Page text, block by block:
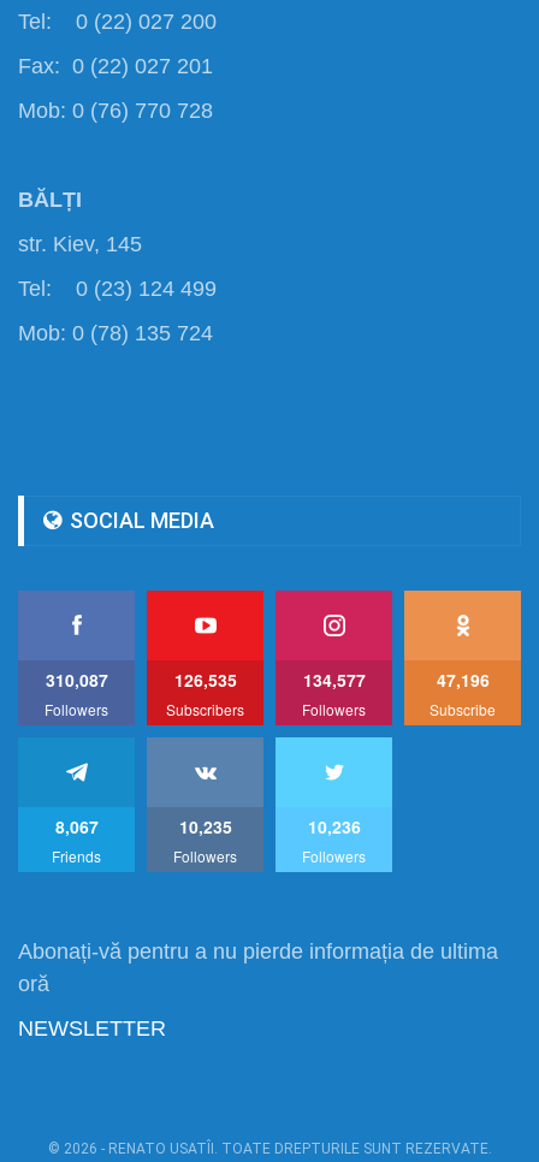
Tel: 0 (22) 027 200
Fax: 0 (22) 027 201
Mob: 0 (76) 770 728
BĂLȚI
str. Kiev, 145
Tel: 0 (23) 124 499
Mob: 0 (78) 135 724
SOCIAL MEDIA
310,087
Followers
126,535
Subscribers
134,577
Followers
47,196
Subscribe
8,067
Friends
10,235
Followers
10,236
Followers
Abonați-vă pentru a nu pierde informația de ultima
oră
NEWSLETTER
© 2026 - RENATO USATÎI. TOATE DREPTURILE SUNT REZERVATE.